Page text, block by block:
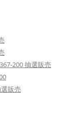
200 抽選販売
販売